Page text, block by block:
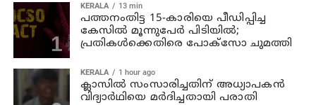
KERALA 13 min
പത്തനംതിട്ട 15-കാരിയെ പീഡിപ്പിച്ച
കേസിൽ മൂന്നുപേർ പിടിയിൽ;
പ്രതികൾക്കെതിരെ പോക്സോ ചുമത്തി
KERALA 1 hour ago
ക്ലാസില്‍ സംസാരിച്ചതിന് അധ്യാപകന്‍
വിദ്യാര്‍ഥിയെ മര്‍ദിച്ചതായി പരാതി